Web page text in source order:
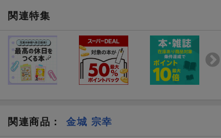
関連特集
関連商品 ： 金城 宗幸